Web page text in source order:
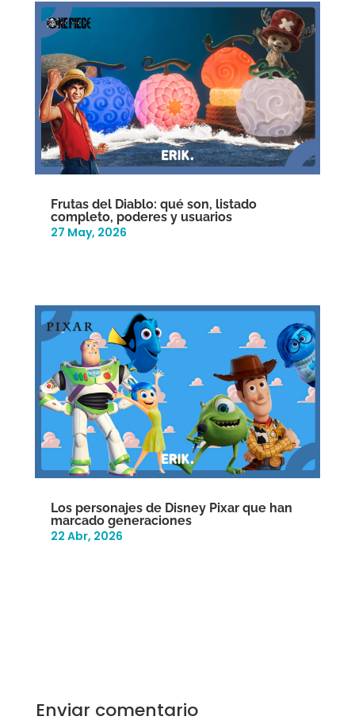
Frutas del Diablo: qué son, listado
completo, poderes y usuarios
27 May, 2026
Los personajes de Disney Pixar que han
marcado generaciones
22 Abr, 2026
Enviar comentario